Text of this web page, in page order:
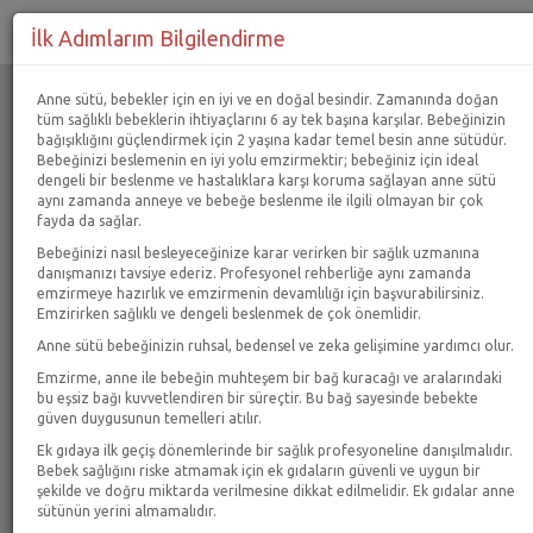
Anne Bebek ve Sağlık Bebek Beslenme Bebek Mamaları
Bebek İçecekleri Anne Bebek Bitki Çayı
Stoktaki Ürünler Filtre Temizle
Anne sütü, bebekler için en iyi ve en doğal besindir.
Zamanında doğan tüm sağlıklı bebeklerin ihtiyaçlarını 6 ay tek
başına karşılar. Bebeğinizin bağışıklığını güçlendirmek için 2
yaşına kadar temel besin anne sütüdür. Bebeğinizi beslemenin
en iyi yolu emzirmektir; bebeğiniz için ideal dengeli bir
beslenme ve hastalıklara karşı koruma sağlayan anne sütü
aynı zamanda anneye ve bebeğe beslenme ile ilgili olmayan
bir çok fayda da sağlar.
Bebeğinizi nasıl besleyeceğinize karar verirken bir sağlık
uzmanına danışmanızı tavsiye ederiz. Profesyonel rehberliğe
İlk Adımlarım Bilgilendirme
Anne sütü, bebekler için en iyi ve en doğal besindir. Zamanında doğan
tüm sağlıklı bebeklerin ihtiyaçlarını 6 ay tek başına karşılar. Bebeğinizin
bağışıklığını güçlendirmek için 2 yaşına kadar temel besin anne sütüdür.
Bebeğinizi beslemenin en iyi yolu emzirmektir; bebeğiniz için ideal
dengeli bir beslenme ve hastalıklara karşı koruma sağlayan anne sütü
aynı zamanda anneye ve bebeğe beslenme ile ilgili olmayan bir çok
fayda da sağlar.
Bebeğinizi nasıl besleyeceğinize karar verirken bir sağlık uzmanına
danışmanızı tavsiye ederiz. Profesyonel rehberliğe aynı zamanda
emzirmeye hazırlık ve emzirmenin devamlılığı için başvurabilirsiniz.
Emzirirken sağlıklı ve dengeli beslenmek de çok önemlidir.
Anne sütü bebeğinizin ruhsal, bedensel ve zeka gelişimine yardımcı olur.
Emzirme, anne ile bebeğin muhteşem bir bağ kuracağı ve aralarındaki
bu eşsiz bağı kuvvetlendiren bir süreçtir. Bu bağ sayesinde bebekte
güven duygusunun temelleri atılır.
Ek gıdaya ilk geçiş dönemlerinde bir sağlık profesyoneline danışılmalıdır.
Bebek sağlığını riske atmamak için ek gıdaların güvenli ve uygun bir
şekilde ve doğru miktarda verilmesine dikkat edilmelidir. Ek gıdalar anne
sütünün yerini almamalıdır.